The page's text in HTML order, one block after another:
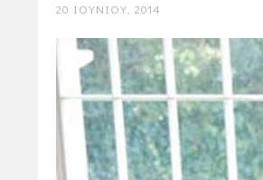
20 ΙΟΥΝΊΟΥ, 2014